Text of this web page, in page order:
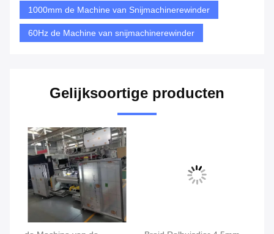
1000mm de Machine van Snijmachinerewinder
60Hz de Machine van snijmachinerewinder
Gelijksoortige producten